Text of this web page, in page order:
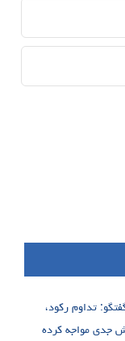
تداوم رکود،
جدی مواجه کرده